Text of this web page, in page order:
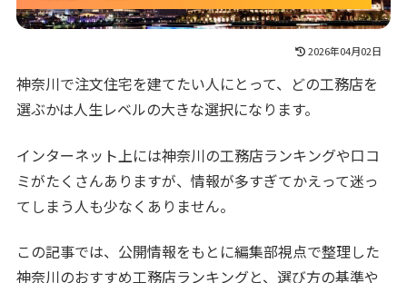
2026年04月02日
神奈川で注文住宅を建てたい人にとって、どの工務店を
選ぶかは人生レベルの大きな選択になります。
インターネット上には神奈川の工務店ランキングや口コ
ミがたくさんありますが、情報が多すぎてかえって迷っ
てしまう人も少なくありません。
この記事では、公開情報をもとに編集部視点で整理した
神奈川のおすすめ工務店ランキングと、選び方の基準や